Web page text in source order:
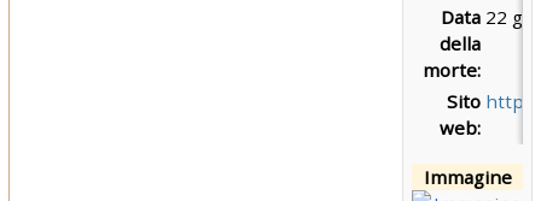
Data
della
morte:
22
Sito
web:
Immagine